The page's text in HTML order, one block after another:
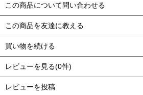
この商品について問い合わせる
この商品を友達に教える
買い物を続ける
レビューを見る(0件)
レビューを投稿